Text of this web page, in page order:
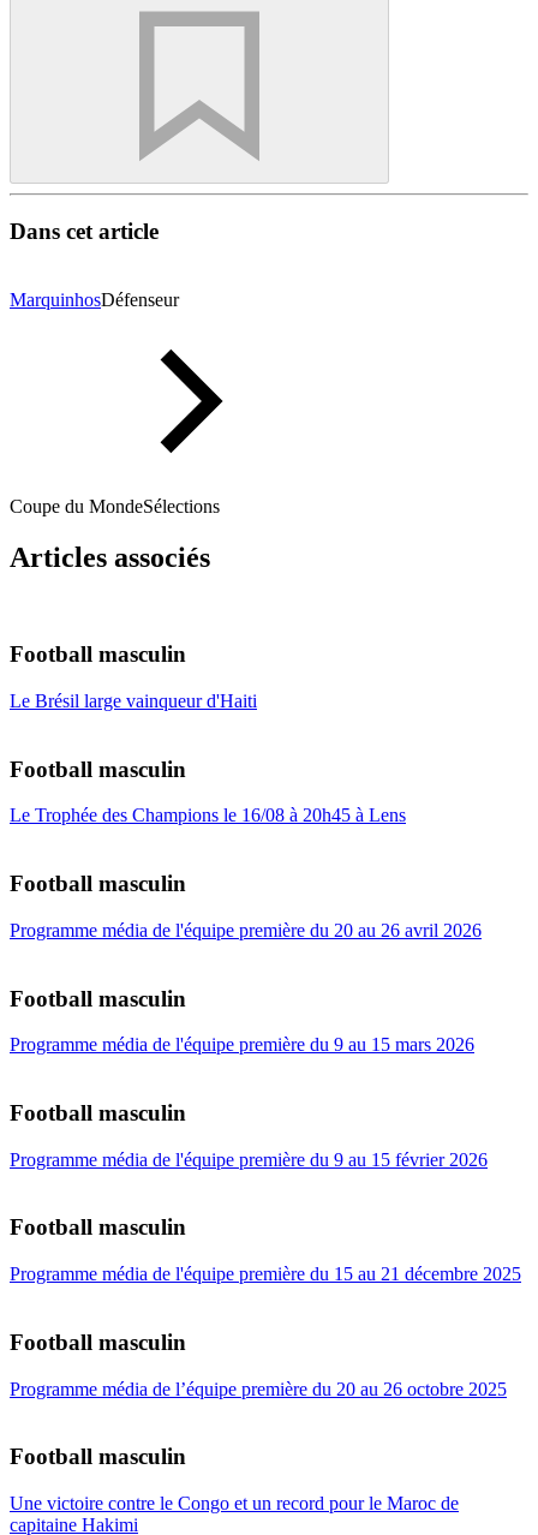
Dans cet article
MarquinhosDéfenseur
Coupe du MondeSélections
Articles associés
Football masculin
Le Brésil large vainqueur d'Haiti
Football masculin
Le Trophée des Champions le 16/08 à 20h45 à Lens
Football masculin
Programme média de l'équipe première du 20 au 26 avril 2026
Football masculin
Programme média de l'équipe première du 9 au 15 mars 2026
Football masculin
Programme média de l'équipe première du 9 au 15 février 2026
Football masculin
Programme média de l'équipe première du 15 au 21 décembre 2025
Football masculin
Programme média de l’équipe première du 20 au 26 octobre 2025
Football masculin
Une victoire contre le Congo et un record pour le Maroc de
capitaine Hakimi